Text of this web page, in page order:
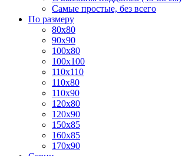
Самые простые, без всего
По размеру
80x80
90x90
100x80
100x100
110x110
110x80
110x90
120x80
120x90
150x85
160x85
170x90